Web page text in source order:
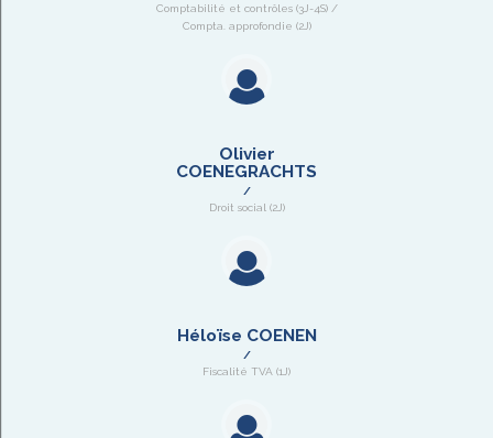
Comptabilité et contrôles (3J-4S) /
Compta. approfondie (2J)
Olivier
COENEGRACHTS
Droit social (2J)
Héloïse COENEN
Fiscalité TVA (1J)